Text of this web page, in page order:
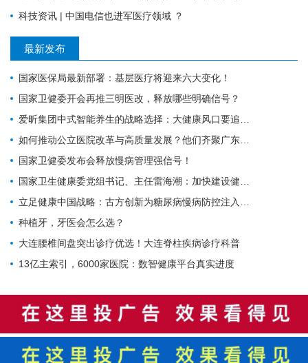
科技资讯 | 中国电信也进军医疗领域 ？
最新发布
国家医保局最新部署：基层医疗将迎来六大变化！
国家卫健委开会再推三明医改，释放哪些明确信号？
爱昕集团中式智能养生的战略选择：大健康风口要追，赋能产业的根基要扎
如何推动公立医院改革与高质量发展？他们齐聚广东为9个地市出谋划策→
国家卫健委发布会释放慢病管理强信号！
国家卫生健康委党组书记、主任雷海潮：加快建设健康中国
立足健康中国战略：古方创新为糖尿病慢病防控注入中医药力量
种植牙，牙医会怎么选？
大连腰椎间盘突出诊疗优选！大连脊柱疾病诊疗科普
13亿主索引，6000家医院：数智健康平台真实进度